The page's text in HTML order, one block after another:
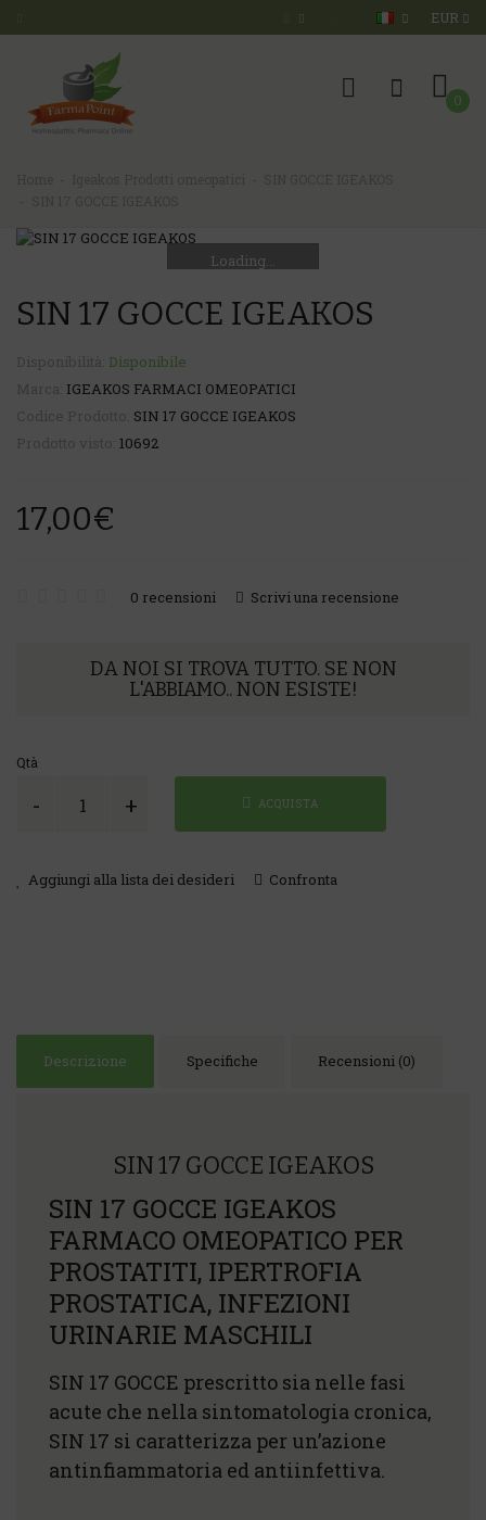
EUR
0
Loading...
SIN 17 GOCCE IGEAKOS
Disponibile
IGEAKOS FARMACI OMEOPATICI
SIN 17 GOCCE IGEAKOS
10692
17,00€
0 recensioni Scrivi una recensione
DA NOI SI TROVA TUTTO. SE NON
L'ABBIAMO.. NON ESISTE!
Qtà
ACQUISTA
Aggiungi alla lista dei desideri Confronta
Descrizione Specifiche Recensioni (0)
SIN 17 GOCCE IGEAKOS
SIN 17 GOCCE IGEAKOS
FARMACO OMEOPATICO PER
PROSTATITI, IPERTROFIA
PROSTATICA, INFEZIONI
URINARIE MASCHILI
SIN 17 GOCCE prescritto sia nelle fasi
acute che nella sintomatologia cronica,
SIN 17 si caratterizza per un’azione
antinfiammatoria ed antiinfettiva.